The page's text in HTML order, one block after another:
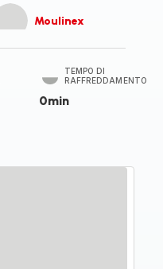
Moulinex
TEMPO DI
RAFFREDDAMENTO
0min